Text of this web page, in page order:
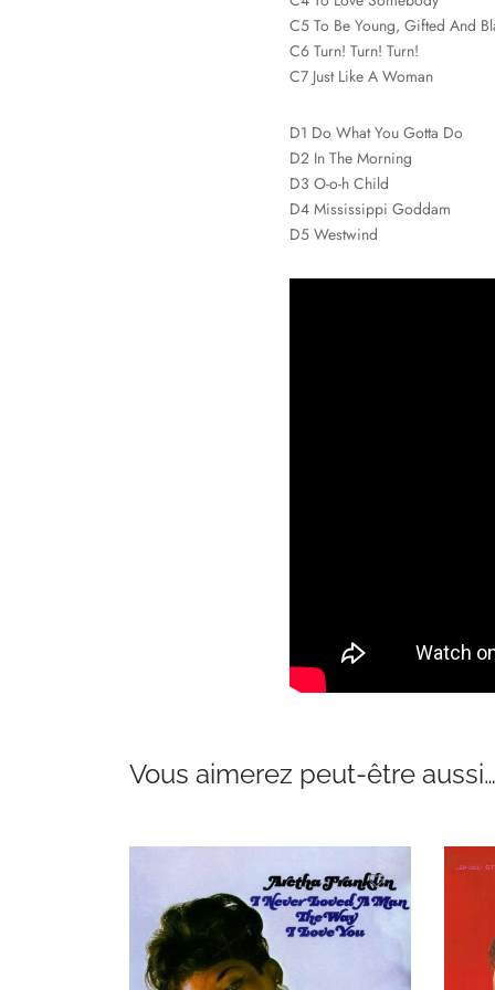
C5 To Be Young, Gifted And
C6 Turn! Turn! Turn!
C7 Just Like A Woman
D1 Do What You Gotta Do
D2 In The Morning
D3 O-o-h Child
D4 Mississippi Goddam
D5 Westwind
Vous aimerez peut-être aussi…